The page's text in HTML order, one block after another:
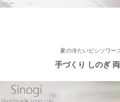
≪新着商品≫ 映える食卓
トル
≪おすすめ≫春の陽気 かわいい
2023/2/21
夏の冷たいビシソワー
手づくり しのぎ